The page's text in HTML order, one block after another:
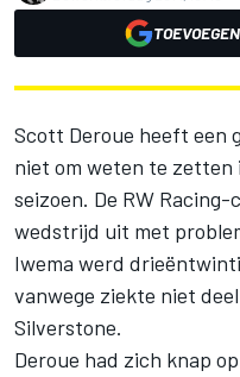
Scott Deroue heeft een
niet om weten te
seizoen. De RW
wedstrijd uit met
Iwema werd
vanwege ziekte niet
Silverstone.
Deroue had zich knap